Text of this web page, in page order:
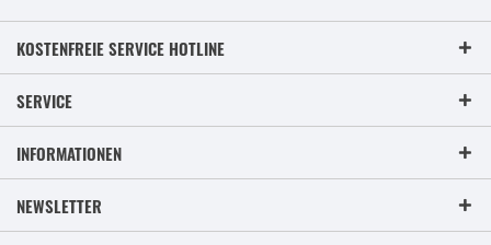
KOSTENFREIE SERVICE HOTLINE
SERVICE
INFORMATIONEN
NEWSLETTER